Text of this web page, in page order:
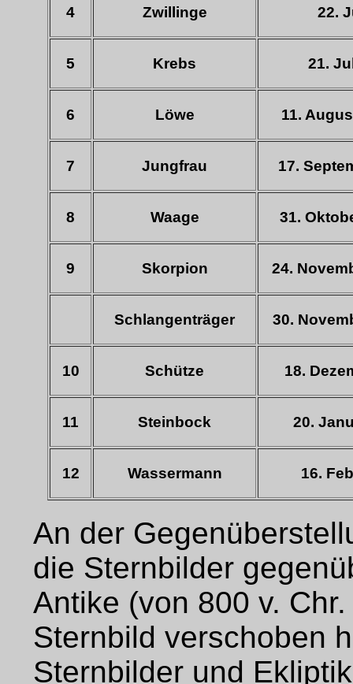
4 Zwillinge 22.
5 Krebs 21.
6 Löwe 11.
7 Jungfrau 17.
8 Waage 31.
9 Skorpion 24.
Schlangenträger 30.
10 Schütze 18.
11 Steinbock 20.
12 Wassermann 16.
An der
die Sternbilder
Antike (von 800 v.
Sternbild verschoben
Sternbilder und